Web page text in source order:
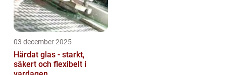
03 december 2025
Härdat glas - starkt,
säkert och flexibelt i